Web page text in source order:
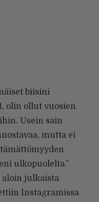
biisini
olin ollut vuosien
Usein sain
mutta ei
ulkopuolelta.”
aloin julkaista
Instagramissa